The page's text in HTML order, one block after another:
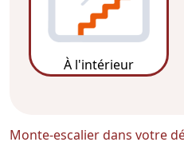
À l'intérieur
Monte-escalier dans votre